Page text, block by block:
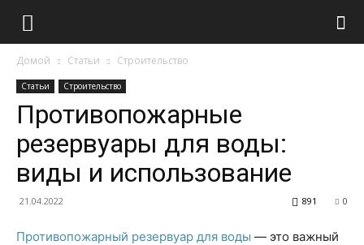
Домой Статьи Строительство
Статьи Строительство
Противопожарные
резервуары для воды:
виды и использование
21.04.2022 0
891
Противопожарный резервуар для воды — это важный